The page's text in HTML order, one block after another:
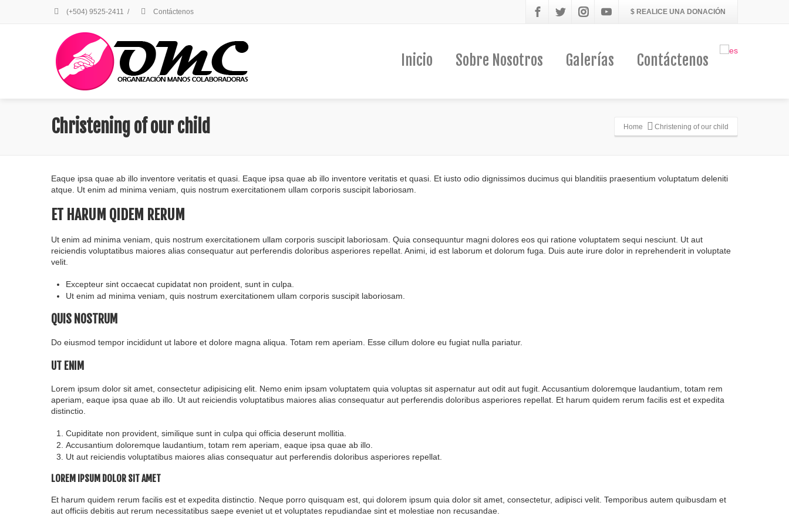
(+504) 9525-2411 / Contáctenos $ REALICE UNA DONACIÓN
Inicio Sobre Nosotros Galerías Contáctenos
Christening of our child Home Christening of our child
Eaque ipsa quae ab illo inventore veritatis et quasi. Eaque ipsa quae ab illo inventore veritatis et quasi. Et iusto odio dignissimos ducimus qui blanditiis praesentium voluptatum deleniti
atque. Ut enim ad minima veniam, quis nostrum exercitationem ullam corporis suscipit laboriosam.
ET HARUM QIDEM RERUM
Ut enim ad minima veniam, quis nostrum exercitationem ullam corporis suscipit laboriosam. Quia consequuntur magni dolores eos qui ratione voluptatem sequi nesciunt. Ut aut
reiciendis voluptatibus maiores alias consequatur aut perferendis doloribus asperiores repellat. Animi, id est laborum et dolorum fuga. Duis aute irure dolor in reprehenderit in voluptate
velit.
Excepteur sint occaecat cupidatat non proident, sunt in culpa.
Ut enim ad minima veniam, quis nostrum exercitationem ullam corporis suscipit laboriosam.
QUIS NOSTRUM
Do eiusmod tempor incididunt ut labore et dolore magna aliqua. Totam rem aperiam. Esse cillum dolore eu fugiat nulla pariatur.
UT ENIM
Lorem ipsum dolor sit amet, consectetur adipisicing elit. Nemo enim ipsam voluptatem quia voluptas sit aspernatur aut odit aut fugit. Accusantium doloremque laudantium, totam rem
aperiam, eaque ipsa quae ab illo. Ut aut reiciendis voluptatibus maiores alias consequatur aut perferendis doloribus asperiores repellat. Et harum quidem rerum facilis est et expedita
distinctio.
Cupiditate non provident, similique sunt in culpa qui officia deserunt mollitia.
Accusantium doloremque laudantium, totam rem aperiam, eaque ipsa quae ab illo.
Ut aut reiciendis voluptatibus maiores alias consequatur aut perferendis doloribus asperiores repellat.
LOREM IPSUM DOLOR SIT AMET
Et harum quidem rerum facilis est et expedita distinctio. Neque porro quisquam est, qui dolorem ipsum quia dolor sit amet, consectetur, adipisci velit. Temporibus autem quibusdam et
aut officiis debitis aut rerum necessitatibus saepe eveniet ut et voluptates repudiandae sint et molestiae non recusandae.